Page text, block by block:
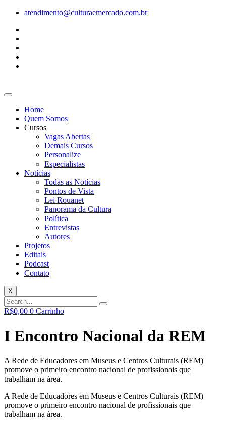
conteúdo
atendimento@culturaemercado.com.br
Home
Quem Somos
Cursos
Vagas Abertas
Demais Cursos
Personalize
Especialistas
Notícias
Todas as Notícias
Pontos de Vista
Lei Rouanet
Panorama da Cultura
Política
Entrevistas
Autores
Projetos
Editais
Podcast
Contato
X
R$0,00 0 Carrinho
I Encontro Nacional da REM
A Rede de Educadores em Museus e Centros Culturais (REM)
promove o primeiro encontro nacional de profissionais que
trabalham na área.
A Rede de Educadores em Museus e Centros Culturais (REM)
promove o primeiro encontro nacional de profissionais que
trabalham na área.